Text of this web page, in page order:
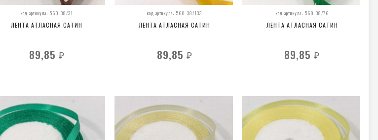
код артикула: 560-38/31
ЛЕНТА АТЛАСНАЯ САТИН
89,85 ₽
код артикула: 560-38/133
ЛЕНТА АТЛАСНАЯ САТИН
89,85 ₽
код артикула: 560-38/76
ЛЕНТА АТЛАСНАЯ САТИН
89,85₽